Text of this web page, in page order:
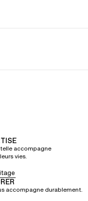
accompagne
vies.
accompagne durablement.